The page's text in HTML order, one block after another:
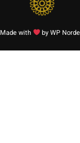
Made with by WP